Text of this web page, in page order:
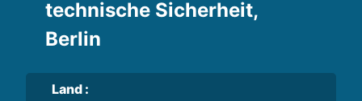
technische Sicherheit,
Berlin
Land :